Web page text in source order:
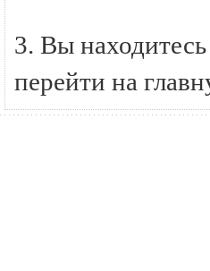
3. Вы
перейти на